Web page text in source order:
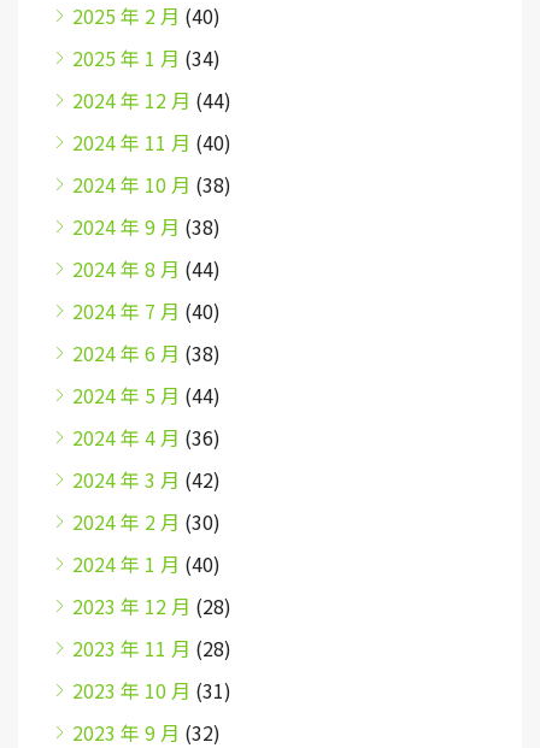
2025 年 2 月 (40)
2025 年 1 月 (34)
2024 年 12 月 (44)
2024 年 11 月 (40)
2024 年 10 月 (38)
2024 年 9 月 (38)
2024 年 8 月 (44)
2024 年 7 月 (40)
2024 年 6 月 (38)
2024 年 5 月 (44)
2024 年 4 月 (36)
2024 年 3 月 (42)
2024 年 2 月 (30)
2024 年 1 月 (40)
2023 年 12 月 (28)
2023 年 11 月 (28)
2023 年 10 月 (31)
2023 年 9 月 (32)